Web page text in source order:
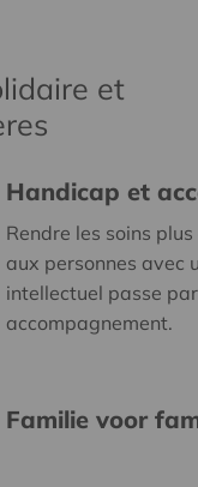
et
Handicap et
Rendre les soins
aux personnes avec
intellectuel passe
accompagnement.
Familie voor